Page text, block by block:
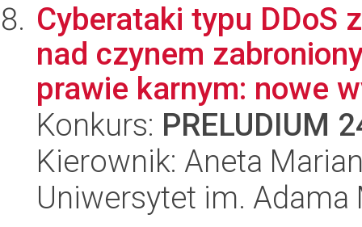
Cyberataki typu DDoS
nad czynem
prawie karnym: nowe
Konkurs: PRELUDIUM
Kierownik: Aneta
Uniwersytet im.